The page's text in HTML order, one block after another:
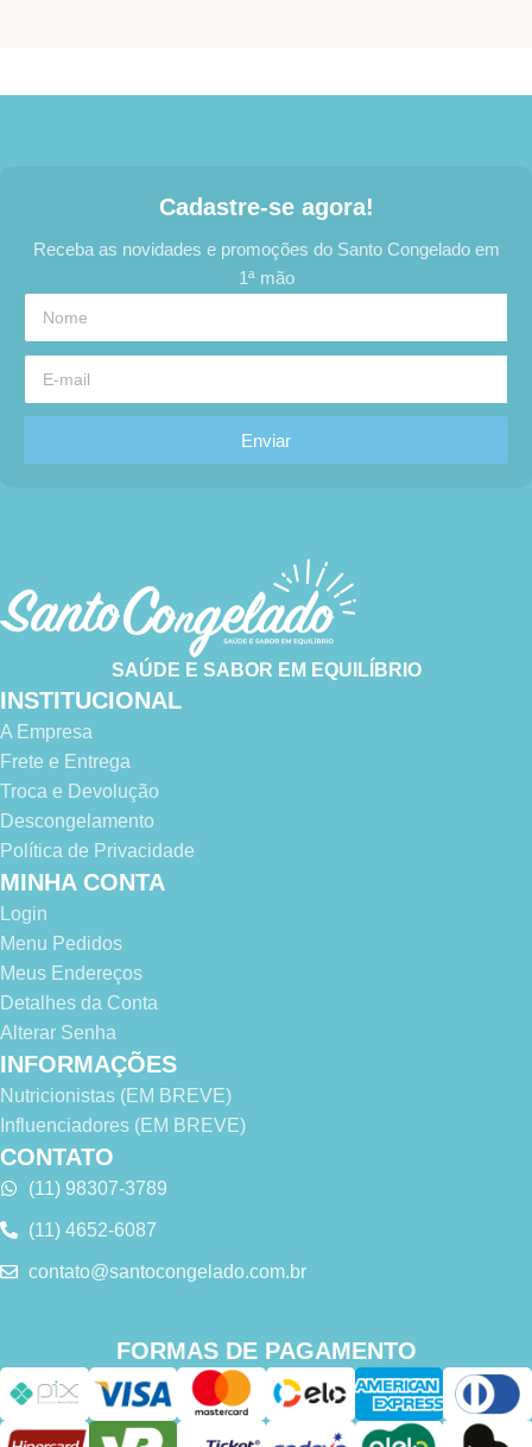
Cadastre-se agora!
Receba as novidades e promoções do Santo Congelado em
1ª mão
Enviar
SAÚDE E SABOR EM EQUILÍBRIO
INSTITUCIONAL
A Empresa
Frete e Entrega
Troca e Devolução
Descongelamento
Política de Privacidade
MINHA CONTA
Login
Menu Pedidos
Meus Endereços
Detalhes da Conta
Alterar Senha
INFORMAÇÕES
Nutricionistas (EM BREVE)
Influenciadores (EM BREVE)
CONTATO
(11) 98307-3789
(11) 4652-6087
contato@santocongelado.com.br
FORMAS DE PAGAMENTO